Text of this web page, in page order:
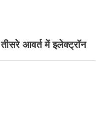
आवर्त में इलेक्ट्रॉन